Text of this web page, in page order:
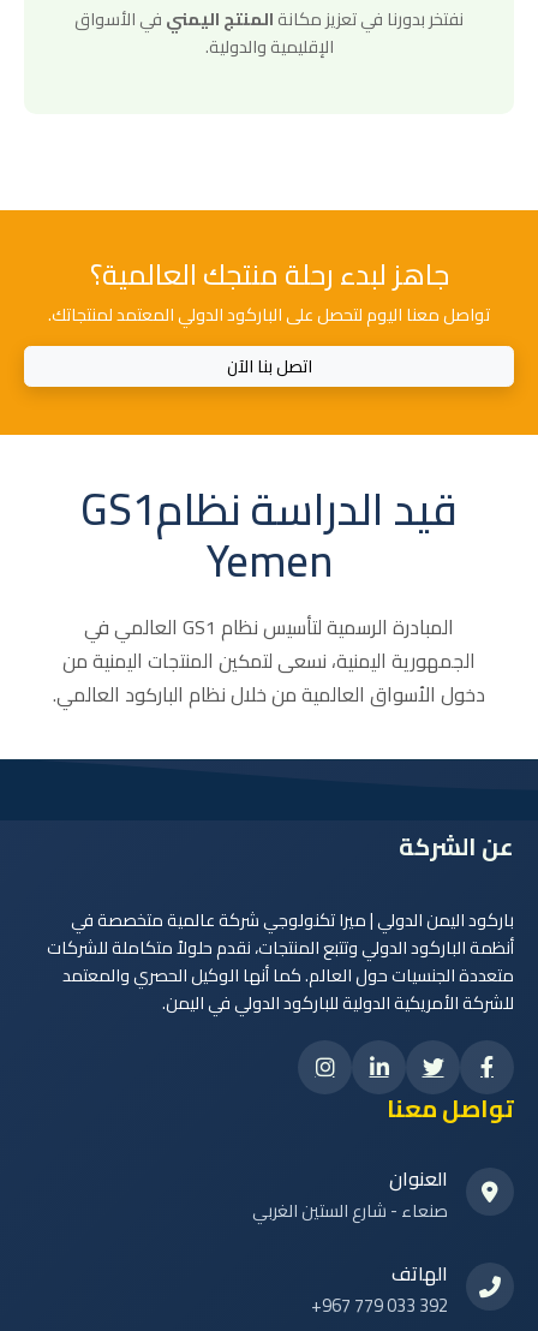
نفتخر بدورنا في تعزيز مكانةالمنتج اليمنيفي الأسواق
الإقليمية والدولية.
جاهز لبدء رحلة منتجك العالمية؟
تواصل معنا اليوم لتحصل على الباركود الدولي المعتمد لمنتجاتك.
اتصل بنا الآن
قيد الدراسة نظامGS1
Yemen
المبادرة الرسمية لتأسيس نظام GS1 العالمي في
الجمهورية اليمنية، نسعى لتمكين المنتجات اليمنية من
دخول الأسواق العالمية من خلال نظام الباركود العالمي.
عن الشركة
باركود اليمن الدولي | ميرا تكنولوجي شركة عالمية متخصصة في
أنظمة الباركود الدولي وتتبع المنتجات، نقدم حلولاً متكاملة للشركات
متعددة الجنسيات حول العالم. كما أنها الوكيل الحصري والمعتمد
للشركة الأمريكية الدولية للباركود الدولي في اليمن.
تواصل معنا
العنوان
صنعاء - شارع الستين الغربي
الهاتف
+967 779 033 392